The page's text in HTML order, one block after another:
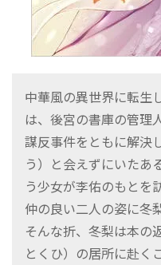
中華風の異世界に転生
は、後宮の書庫の管理
謀反事件をともに解決
う）と会えずにいたあ
う少女が李佑のもとを
仲の良い二人の姿に冬
そんな折、冬梨は本の
とくひ）の居所に赴く